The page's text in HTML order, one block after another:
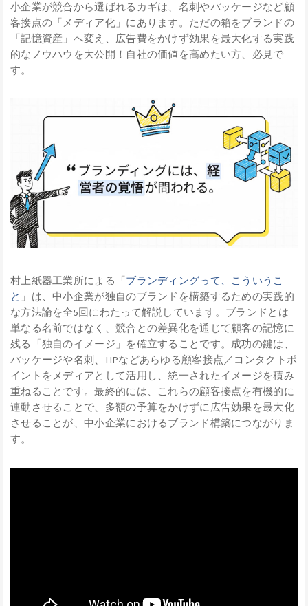
小企業が競合から選ばれるカギは、名刺やパッケージなど顧
客接点の「メディア化」にあります。ただの箱をブランドの
「記憶資産」へ変え、広告費をかけず効果を最大化する実践
的なノウハウを大公開！自社の価値を高めたい方、必見で
す。
村上紙器工業所による「 ブランディングって、こういうこ
と 」は、中小企業が独自のブランドを構築するための実践的
な方法論を全5回にわたって解説しています。ブランドとは
単なる名前ではなく、競合との差異化を通じて顧客の記憶に
残る「独自のイメージ」を確立することです。成功の鍵は、
パッケージや名刺、HPなどあらゆる顧客接点／コンタクトポ
イントをメディアとして活用し、統一されたイメージを積み
重ねることです。最終的には、これらの顧客接点を有機的に
連動させることで、多額の予算をかけずに広告効果を最大化
させることが、中小企業におけるブランド構築につながりま
す。